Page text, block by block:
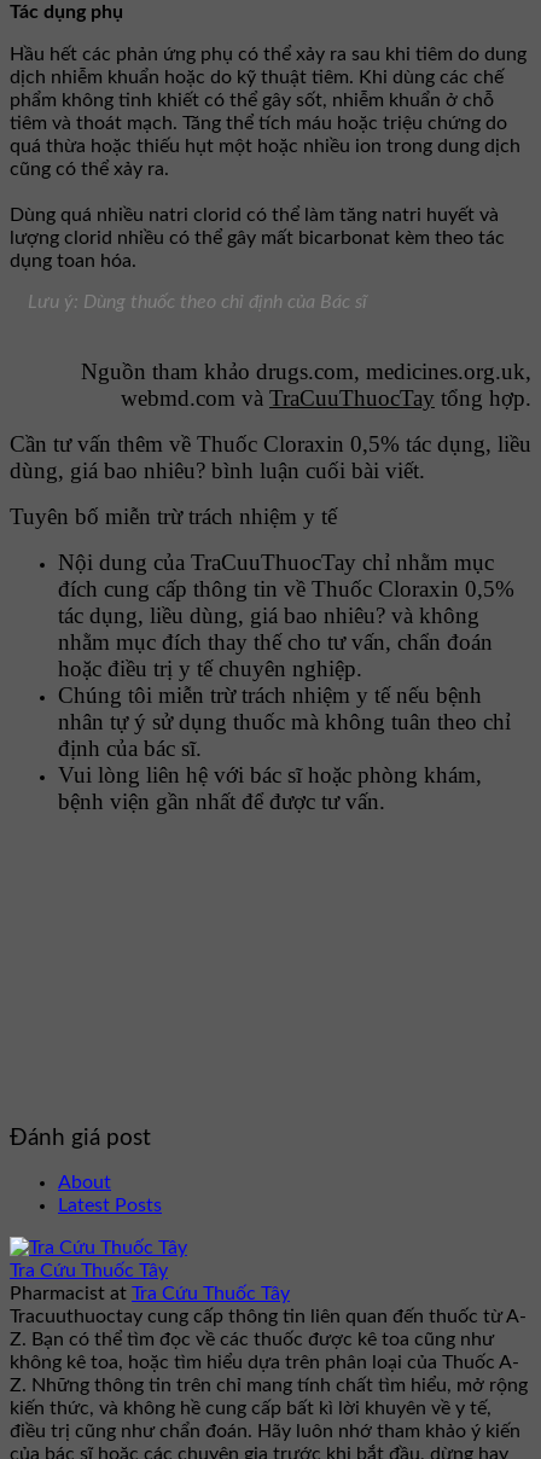
Tác dụng phụ
Hầu hết các phản ứng phụ có thể xảy ra sau khi tiêm do dung
dịch nhiễm khuẩn hoặc do kỹ thuật tiêm. Khi dùng các chế
phẩm không tinh khiết có thể gây sốt, nhiễm khuẩn ở chỗ
tiêm và thoát mạch. Tăng thể tích máu hoặc triệu chứng do
quá thừa hoặc thiếu hụt một hoặc nhiều ion trong dung dịch
cũng có thể xảy ra.
Dùng quá nhiều natri clorid có thể làm tăng natri huyết và
lượng clorid nhiều có thể gây mất bicarbonat kèm theo tác
dụng toan hóa.
Lưu ý: Dùng thuốc theo chỉ định của Bác sĩ
Nguồn tham khảo drugs.com, medicines.org.uk,
webmd.com và TraCuuThuocTay tổng hợp.
Cần tư vấn thêm về Thuốc Cloraxin 0,5% tác dụng, liều
dùng, giá bao nhiêu? bình luận cuối bài viết.
Tuyên bố miễn trừ trách nhiệm y tế
Nội dung của TraCuuThuocTay chỉ nhằm mục
đích cung cấp thông tin về Thuốc Cloraxin 0,5%
tác dụng, liều dùng, giá bao nhiêu? và không
nhằm mục đích thay thế cho tư vấn, chẩn đoán
hoặc điều trị y tế chuyên nghiệp.
Chúng tôi miễn trừ trách nhiệm y tế nếu bệnh
nhân tự ý sử dụng thuốc mà không tuân theo chỉ
định của bác sĩ.
Vui lòng liên hệ với bác sĩ hoặc phòng khám,
bệnh viện gần nhất để được tư vấn.
Đánh giá post
About
Latest Posts
Tra Cứu Thuốc Tây
Pharmacist at Tra Cứu Thuốc Tây
Tracuuthuoctay cung cấp thông tin liên quan đến thuốc từ A-
Z. Bạn có thể tìm đọc về các thuốc được kê toa cũng như
không kê toa, hoặc tìm hiểu dựa trên phân loại của Thuốc A-
Z. Những thông tin trên chỉ mang tính chất tìm hiểu, mở rộng
kiến thức, và không hề cung cấp bất kì lời khuyên về y tế,
điều trị cũng như chẩn đoán. Hãy luôn nhớ tham khảo ý kiến
của bác sĩ hoặc các chuyên gia trước khi bắt đầu, dừng hay